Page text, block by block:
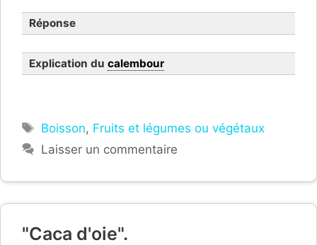
Réponse
Explication du calembour
Étiquettes
Boisson, Fruits et légumes ou végétaux
Laisser un commentaire
"Caca d'oie".